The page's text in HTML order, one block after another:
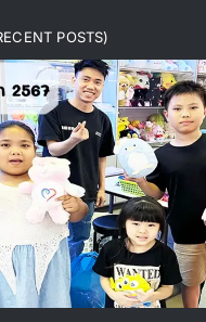
POSTS)